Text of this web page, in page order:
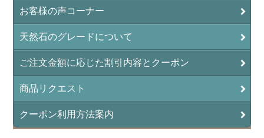
お客様の声コーナー
天然石のグレードについて
ご注文金額に応じた割引内容とクーポン
商品リクエスト
クーポン利用方法案内